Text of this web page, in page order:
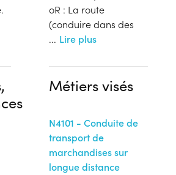
oR : La route
(conduire dans des
... Lire plus
Métiers visés
N4101 - Conduite de
transport de
marchandises sur
longue distance